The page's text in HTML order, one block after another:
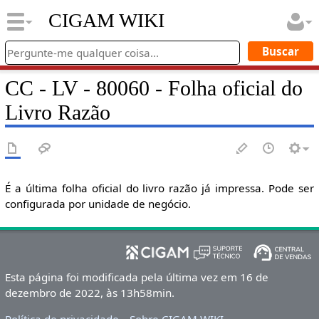
CIGAM WIKI
CC - LV - 80060 - Folha oficial do
Livro Razão
É a última folha oficial do livro razão já impressa. Pode ser
configurada por unidade de negócio.
Esta página foi modificada pela última vez em 16 de
dezembro de 2022, às 13h58min.